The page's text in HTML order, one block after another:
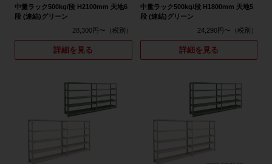
中量ラック500kg/段 H2100mm 天地6
段 (連結)グリーン
28,300円〜
詳細を見る
中量ラック500kg/段 H1800mm 天地5
段 (連結)グリーン
24,290円〜
詳細を見る